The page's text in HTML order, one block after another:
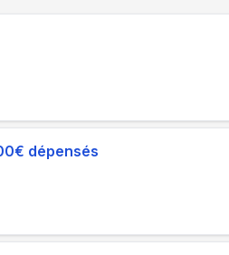
dépensés